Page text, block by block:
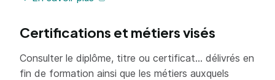
Certifications et métiers visés
Consulter le diplôme, titre ou certificat... délivrés en
fin de formation ainsi que les métiers auxquels